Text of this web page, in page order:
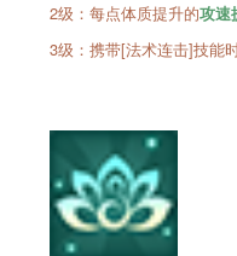
2级：每点体质提升的攻速
3级：携带[法术连击]技能